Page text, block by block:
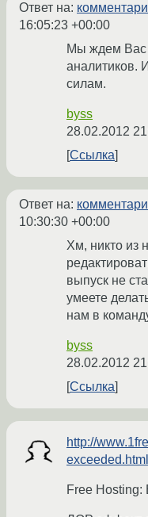
Ответ на:
16:05:23 +00:00
Мы ждем Вас
аналитиков.
силам.
byss
28.02.2012
Ссылка
Ответ на:
10:30:30 +00:00
Хм, никто из
выпуск не
умеете
нам в
byss
28.02.2012
Ссылка
http://
Free Hosting: